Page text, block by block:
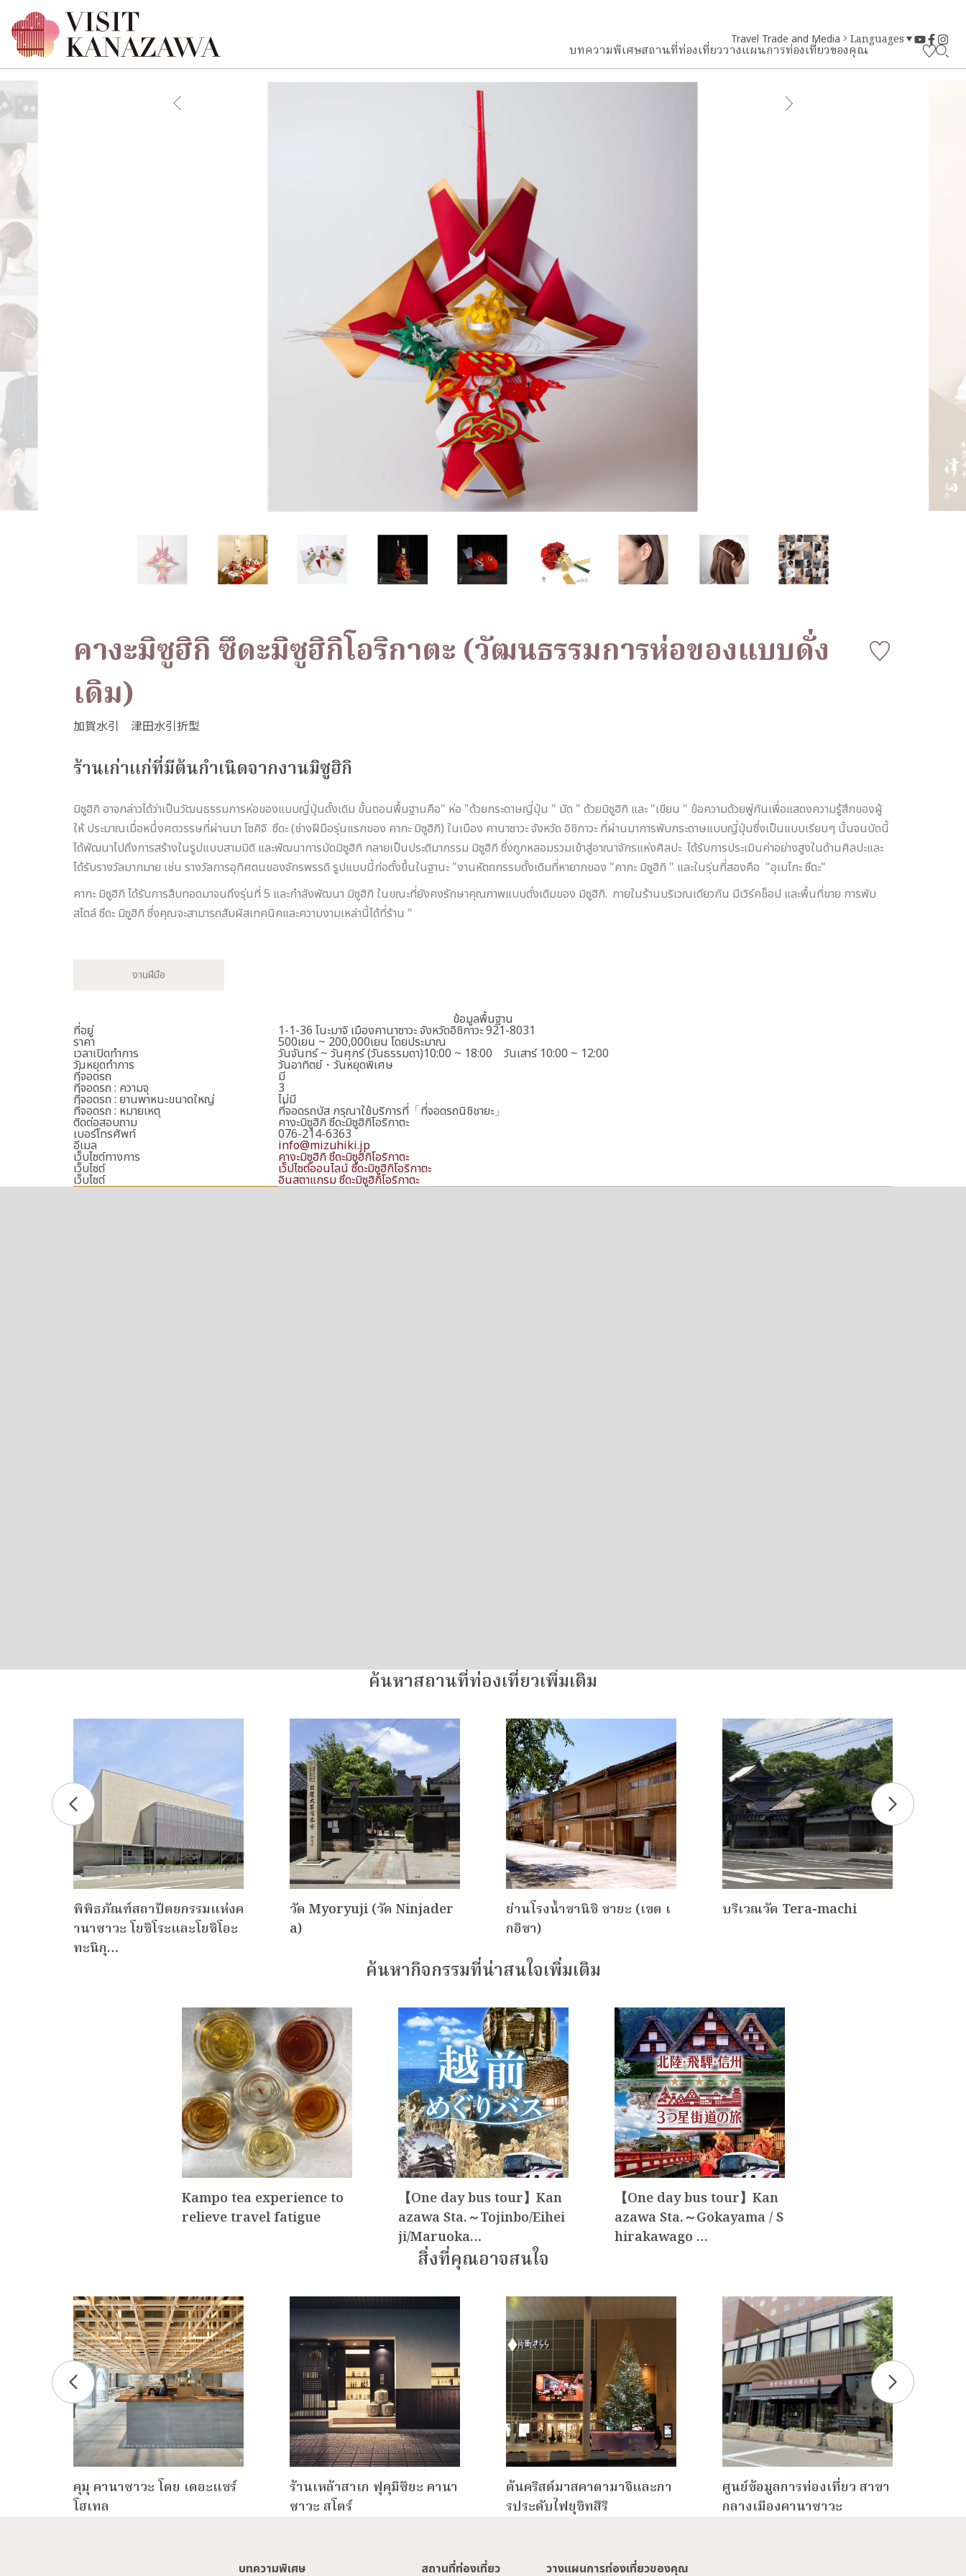
บทความพิเศษสถานที่ท่องเที่ยววางแผนการท่องเที่ยวของคุณ
Travel Trade and Media Languages
คางะมิซูฮิกิ ซึดะมิซูฮิกิโอริกาตะ (วัฒนธรรมการห่อของแบบดั่ง
เดิม)
ร้านเก่าแก่ที่มีต้นกำเนิดจากงานมิซูฮิกิ
มิซูฮิกิ อาจกล่าวได้ว่าเป็นวัฒนธรรมการห่อของแบบญี่ปุ่นดั้งเดิม ขั้นตอนพื้นฐานคือ" ห่อ "ด้วยกระดาษญี่ปุ่น " มัด " ด้วยมิซูฮิกิ และ "เขียน " ข้อความด้วยพู่กันเพื่อแสดงความรู้สึกของผู้
ให้ ประมาณเมื่อหนึ่งศตวรรษที่ผ่านมา โซคิจิ ซึดะ (ช่างฝีมือรุ่นแรกของ คากะ มิซูฮิกิ) ในเมือง คานาซาวะ จังหวัด อิชิกาวะ ที่ผ่านมาการพับกระดาษแบบญี่ปุ่นซึ่งเป็นแบบเรียบๆ นั้นจนบัดนี้
ได้พัฒนาไปถึงการสร้างในรูปแบบสามมิติ และพัฒนาการมัดมิซูฮิกิ กลายเป็นประติมากรรม มิซูฮิกิ ซึ่งถูกหลอมรวมเข้าสู่อาณาจักรแห่งศิลปะ ได้รับการประเมินค่าอย่างสูงในด้านศิลปะและ
ได้รับรางวัลมากมาย เช่น รางวัลการอุทิศตนของจักรพรรดิ รูปแบบนี้ก่อตั้งขึ้นในฐานะ "งานหัตถกรรมดั้งเดิมที่หายากของ "คากะ มิซูฮิกิ " และในรุ่นที่สองคือ "อุเมโกะ ซึดะ"
คากะ มิซูฮิกิ ได้รับการสืบทอดมาจนถึงรุ่นที่ 5 และกำลังพัฒนา มิซูฮิกิ ในขณะที่ยังคงรักษาคุณภาพแบบดั่งเดิมของ มิซูฮิกิ. ภายในร้านบริเวณเดียวกัน มีเวิร์คช็อป และพื้นที่ขาย การพับ
สไตล์ ซึดะ มิซูฮิกิ ซึ่งคุณจะสามารถสัมผัสเทคนิคและความงามเหล่านี้ได้ที่ร้าน "
งานฝีมือ
ข้อมูลพื้นฐาน
ที่อยู่ 1-1-36 โนะมาจิ เมืองคานาซาวะ จังหวัดอิชิกาวะ 921-8031
ราคา 500เยน ~ 200,000เยน โดยประมาณ
เวลาเปิดทำการ วันจันทร์ ~ วันศุกร์ (วันธรรมดา)10:00 ~ 18:00 วันเสาร์ 10:00 ~ 12:00
วันหยุดทำการ วันอาทิตย์・วันหยุดพิเศษ
ที่จอดรถ มี
ที่จอดรถ : ความจุ 3
ที่จอดรถ : ยานพาหนะขนาดใหญ่ ไม่มี
ที่จอดรถ : หมายเหตุ ที่จอดรถบัส กรุณาใช้บริการที่「ที่จอดรถนิชิชายะ」
ติดต่อสอบถาม คางะมิซูฮิกิ ซึดะมิซูฮิกิโอริกาตะ
เบอร์โทรศัพท์ 076-214-6363
อีเมล info@mizuhiki.jp
เว็บไซต์ทางการ คางะมิซูฮิกิ ซึดะมิซูฮิกิโอริกาตะ
เว็บไซต์ เว็ปไซต์ออนไลน์ ซึดะมิซูฮิกิโอริกาตะ
เว็บไซต์ อินสตาแกรม ซึดะมิซูฮิกิโอริกาตะ
ค้นหาสถานที่ท่องเที่ยวเพิ่มเติม
พิพิธภัณฑ์สถาปัตยกรรมแห่งค
านาซาวะ โยชิโระและโยชิโอะ
ทะนิกุ…
วัด Myoryuji (วัด Ninjader
a)
ย่านโรงน้ำชานิชิ ชายะ (เขต เ
กอิชา)
บริเวณวัด Tera-machi
ค้นหากิจกรรมที่น่าสนใจเพิ่มเติม
Kampo tea experience to
relieve travel fatigue
【One day bus tour】Kan
azawa Sta.～Tojinbo/Eihei
ji/Maruoka…
【One day bus tour】Kan
azawa Sta.～Gokayama / S
hirakawago …
สิ่งที่คุณอาจสนใจ
คุมุ คานาซาวะ โดย เดอะแชร์
โฮเทล
ร้านเหล้าสาเก ฟุคุมิซึยะ คานา
ซาวะ สโตร์
ต้นคริสต์มาสคาตามาจิและกา
รประดับไฟยุขิทสึริ
ศูนย์ข้อมูลการท่องเที่ยว สาขา
กลางเมืองคานาซาวะ
บทความพิเศษ สถานที่ท่องเที่ยว วางแผนการท่องเที่ยวของคุณ